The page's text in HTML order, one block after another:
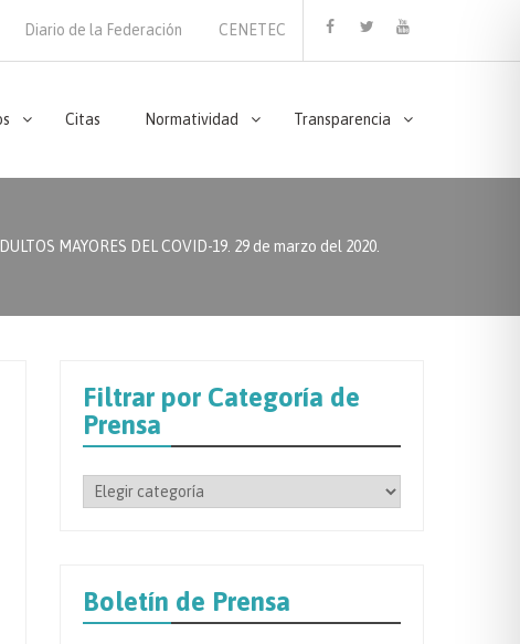
Diario de la Federación
CENETEC
Citas Normatividad Transparencia
MAYORES DEL COVID-19. 29 de marzo del 2020.
Filtrar por Categoría de
Prensa
Filtrar
Prensa
Boletín de Prensa